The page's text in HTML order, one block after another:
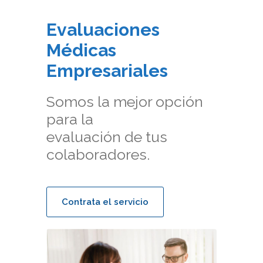
Evaluaciones
Médicas
Empresariales
Somos la mejor opción
para la
evaluación de tus
colaboradores.
Contrata el servicio